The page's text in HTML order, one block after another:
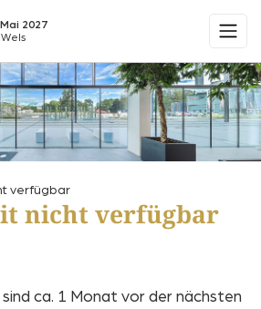
2027
verfügbar
nicht verfügbar
ca. 1 Monat vor der nächsten